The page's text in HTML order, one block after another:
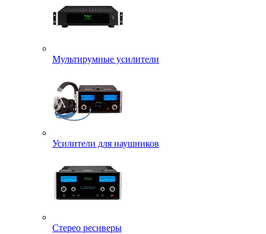
Мультирумные усилители
Усилители для наушников
Стерео ресиверы